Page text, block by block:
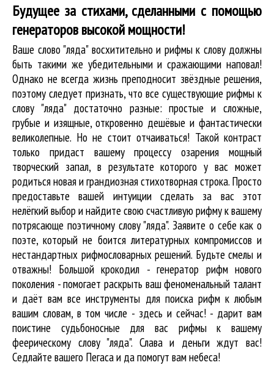
Будущее за стихами, сделанными с помощью
генераторов высокой мощности!
Ваше слово "ляда" восхитительно и рифмы к слову должны
быть такими же убедительными и сражающими наповал!
Однако не всегда жизнь преподносит звёздные решения,
поэтому следует признать, что все существующие рифмы к
слову "ляда" достаточно разные: простые и сложные,
грубые и изящные, откровенно дешёвые и фантастически
великолепные. Но не стоит отчаиваться! Такой контраст
только придаст вашему процессу озарения мощный
творческий запал, в результате которого у вас может
родиться новая и грандиозная стихотворная строка. Просто
предоставьте вашей интуиции сделать за вас этот
нелёгкий выбор и найдите свою счастливую рифму к вашему
потрясающе поэтичному слову "ляда". Заявите о себе как о
поэте, который не боится литературных компромиссов и
нестандартных рифмословарных решений. Будьте смелы и
отважны! Большой крокодил - генератор рифм нового
поколения - помогает раскрыть ваш феноменальный талант
и даёт вам все инструменты для поиска рифмк любым
вашим словам, в том числе - здесь и сейчас! - дарит вам
поистине судьбоносные для вас рифмы к вашему
феерическому слову "ляда". Слава и деньги ждут вас!
Седлайте вашего Пегаса и да помогут вам небеса!